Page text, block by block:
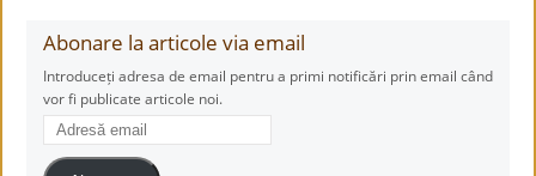
Abonare la articole via email
Introduceți adresa de email pentru a primi notificări prin email când
vor fi publicate articole noi.
Adresă
email